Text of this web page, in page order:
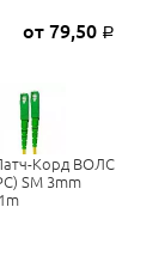
от 79,50 Р
Корд ВОЛС
SM 3mm